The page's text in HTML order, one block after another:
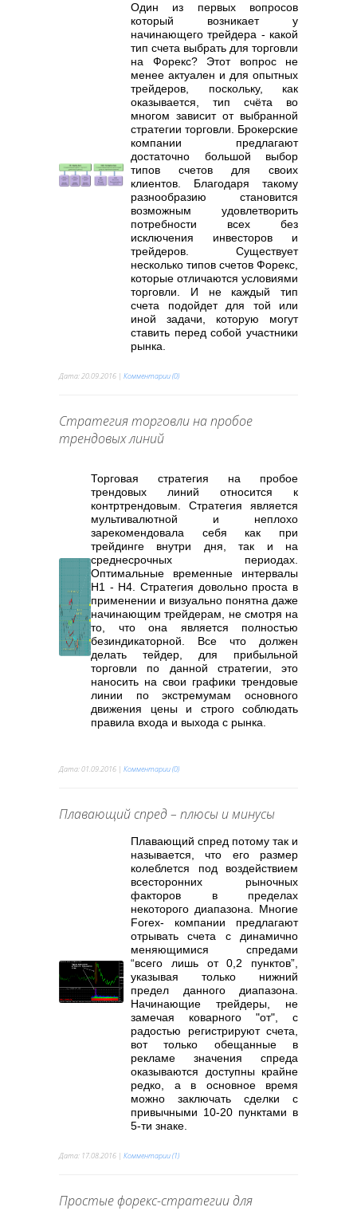
Один из первых вопросов
который возникает у
начинающего трейдера - какой
тип счета выбрать для торговли
на Форекс? Этот вопрос не
менее актуален и для опытных
трейдеров, поскольку, как
оказывается, тип счёта во
многом зависит от выбранной
стратегии торговли. Брокерские
компании предлагают
достаточно большой выбор
типов счетов для своих
клиентов. Благодаря такому
разнообразию становится
возможным удовлетворить
потребности всех без
исключения инвесторов и
трейдеров. Существует
несколько типов счетов Форекс,
которые отличаются условиями
торговли. И не каждый тип
счета подойдет для той или
иной задачи, которую могут
ставить перед собой участники
рынка.
Дата:20.09.2016 | Комментарии (0)
Стратегия торговли на пробое
трендовых линий
Торговая стратегия на пробое
трендовых линий относится к
контртрендовым. Стратегия является
мультивалютной и неплохо
зарекомендовала себя как при
трейдинге внутри дня, так и на
среднесрочных периодах.
Оптимальные временные интервалы
Н1 - Н4. Стратегия довольно проста в
применении и визуально понятна даже
начинающим трейдерам, не смотря на
то, что она является полностью
безиндикаторной. Все что должен
делать тейдер, для прибыльной
торговли по данной стратегии, это
наносить на свои графики трендовые
линии по экстремумам основного
движения цены и строго соблюдать
правила входа и выхода с рынка.
Дата:01.09.2016 | Комментарии (0)
Плавающий спред – плюсы и минусы
Плавающий спред потому так и
называется, что его размер
колеблется под воздействием
всесторонних рыночных
факторов в пределах
некоторого диапазона. Многие
Forex- компании предлагают
отрывать счета с динамично
меняющимися спредами
“всего лишь от 0,2 пунктов”,
указывая только нижний
предел данного диапазона.
Начинающие трейдеры, не
замечая коварного "от", с
радостью регистрируют счета,
вот только обещанные в
рекламе значения спреда
оказываются доступны крайне
редко, а в основное время
можно заключать сделки с
привычными 10-20 пунктами в
5-ти знаке.
Дата: 17.08.2016 | Комментарии (1)
Простые форекс-стратегии для